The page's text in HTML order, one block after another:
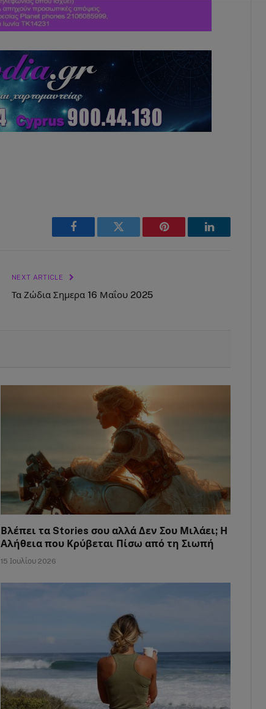
Facebook Twitter Pinterest LinkedIn
NEXT ARTICLE
Τα Ζώδια Σημερα 16 Μαΐου 2025
Βλέπει τα Stories σου αλλά Δεν Σου Μιλάει; Η
Αλήθεια που Κρύβεται Πίσω από τη Σιωπή
15 Ιουλίου 2026